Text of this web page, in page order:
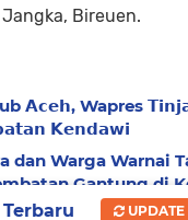
Bireuen.
𝗔𝗰𝗲𝗵, Wapres
𝗞𝗲𝗻𝗱𝗮𝘄𝗶
dan Warga Warnai
Gantung di
UPDATE